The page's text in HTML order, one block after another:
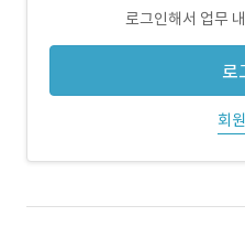
로그인해서 업무
로
회